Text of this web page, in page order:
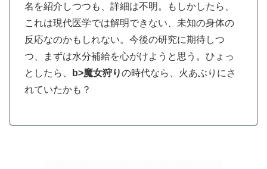
名を紹介しつつも、詳細は不明。もしかしたら、
これは現代医学では解明できない、未知の身体の
反応なのかもしれない。今後の研究に期待しつ
つ、まずは水分補給を心がけようと思う。ひょっ
としたら、
b>魔女狩りの時代なら、火あぶりにさ
れていたかも？